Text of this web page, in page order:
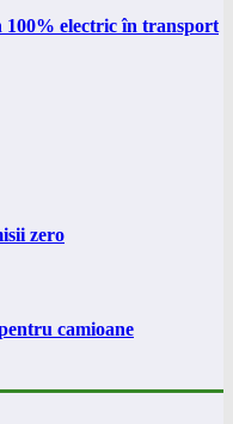
100% electric în transport
zero
camioane